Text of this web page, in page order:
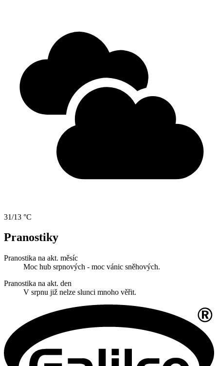
31/13 °C
Pranostiky
Pranostika na akt. měsíc
Moc hub srpnových - moc vánic sněhových.
Pranostika na akt. den
V srpnu již nelze slunci mnoho věřit.